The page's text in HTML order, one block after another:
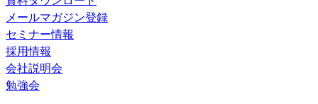
メールマガジン登録
セミナー情報
採用情報
会社説明会
勉強会